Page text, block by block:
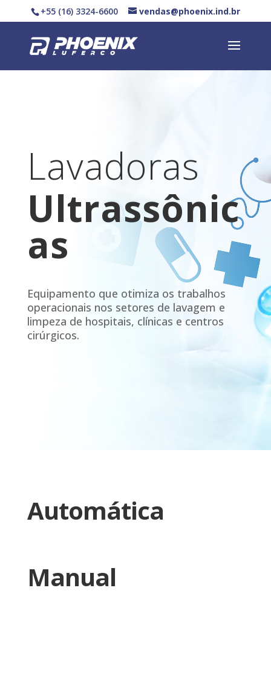
+55 (16) 3324-6600 vendas@phoenix.ind.br
Lavadoras
Ultrassônic
as
Equipamento que otimiza os trabalhos
operacionais nos setores de lavagem e
limpeza de hospitais, clínicas e centros
cirúrgicos.
Automática
Manual